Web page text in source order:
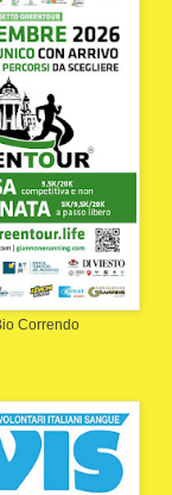
Correndo